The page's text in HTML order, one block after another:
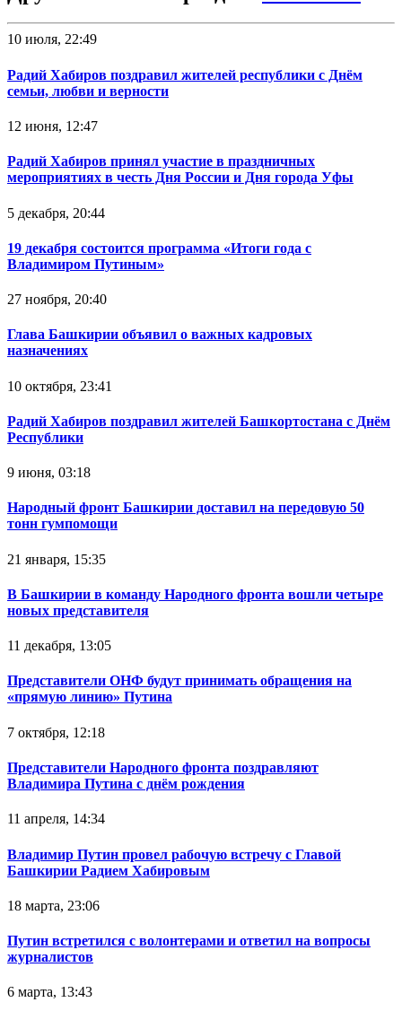
10 июля, 22:49
Радий Хабиров поздравил жителей республики с Днём
семьи, любви и верности
12 июня, 12:47
Радий Хабиров принял участие в праздничных
мероприятиях в честь Дня России и Дня города Уфы
5 декабря, 20:44
19 декабря состоится программа «Итоги года с
Владимиром Путиным»
27 ноября, 20:40
Глава Башкирии объявил о важных кадровых
назначениях
10 октября, 23:41
Радий Хабиров поздравил жителей Башкортостана с Днём
Республики
9 июня, 03:18
Народный фронт Башкирии доставил на передовую 50
тонн гумпомощи
21 января, 15:35
В Башкирии в команду Народного фронта вошли четыре
новых представителя
11 декабря, 13:05
Представители ОНФ будут принимать обращения на
«прямую линию» Путина
7 октября, 12:18
Представители Народного фронта поздравляют
Владимира Путина с днём рождения
11 апреля, 14:34
Владимир Путин провел рабочую встречу с Главой
Башкирии Радием Хабировым
18 марта, 23:06
Путин встретился с волонтерами и ответил на вопросы
журналистов
6 марта, 13:43